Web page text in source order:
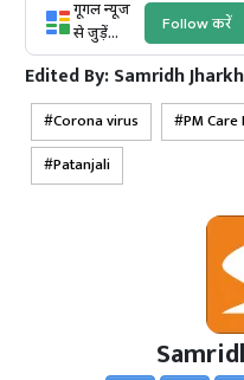
गूगल न्यूज
से जुड़ें...
Follow करें
Edited By:Samridh
Corona virus PM Care
Patanjali